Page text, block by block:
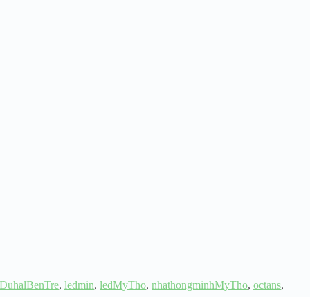
DuhalBenTre, ledmin, ledMyTho, nhathongminhMyTho, octans,